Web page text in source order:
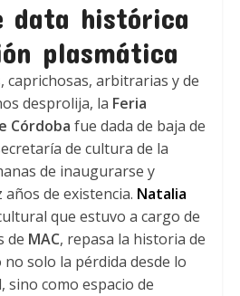
data histórica
plasmática
caprichosas, arbitrarias y de
desprolija, la Feria
Córdoba fue dada de baja de
de cultura de la
de inaugurarse y
de existencia. Natalia
que estuvo a cargo de
de MAC, repasa la historia de
solo la pérdida desde lo
sino como espacio de